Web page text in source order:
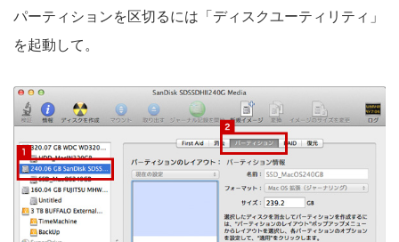
パーティションを区切るには「ディスクユーティリティ」
を起動して。